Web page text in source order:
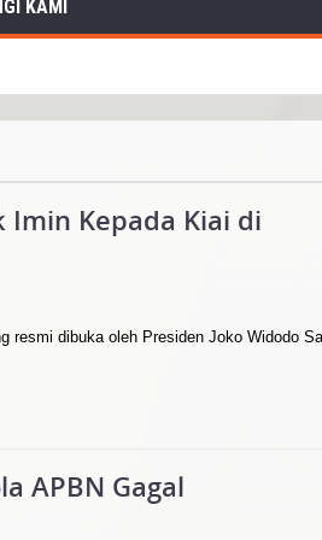
KAMI
Imin Kepada Kiai di
resmi dibuka oleh Presiden Joko Widodo
APBN Gagal